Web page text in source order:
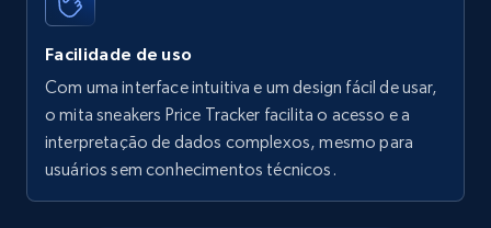
more.
Walmart - products - Collects products by
specific keywords
Facilidade de uso
Com uma interface intuitiva e um design fácil de usar,
o mita sneakers Price Tracker facilita o acesso e a
interpretação de dados complexos, mesmo para
usuários sem conhecimentos técnicos.